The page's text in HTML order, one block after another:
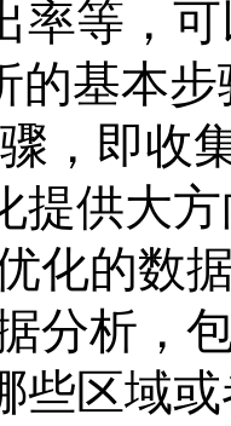
率等，
的基本步
，即收
提供大
化的数
分析，
些区域